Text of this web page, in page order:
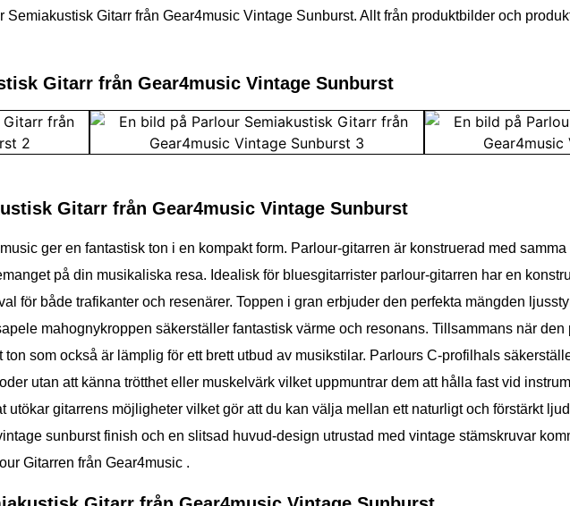
Semiakustisk Gitarr från Gear4music Vintage Sunburst. Allt från produktbilder och
Gitarr från Gear4music Vintage Sunburst
Gitarr från Gear4music Vintage Sunburst
ger en fantastisk ton i en kompakt form. Parlour-gitarren är konstruerad med
på din musikaliska resa. Idealisk för bluesgitarrister parlour-gitarren har en
för både trafikanter och resenärer. Toppen i gran erbjuder den perfekta mängden
mahognykroppen säkerställer fantastisk värme och resonans. Tillsammans när
som också är lämplig för ett brett utbud av musikstilar. Parlours C-profilhals
utan att känna trötthet eller muskelvärk vilket uppmuntrar dem att hålla fast vid
utökar gitarrens möjligheter vilket gör att du kan välja mellan ett naturligt och förstärkt
sunburst finish och en slitsad huvud-design utrustad med vintage stämskruvar
Gitarren från Gear4music .